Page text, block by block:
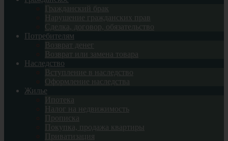
Гражданский брак
Нарушение гражданских прав
Сделка, договор, обязательство
Потребителям
Возврат денег
Возврат или замена товара
Наследство
Вступление в наследство
Оформление наследства
Жилье
Ипотека
Налог на недвижимость
Прописка
Покупка, продажа квартиры
Приватизация